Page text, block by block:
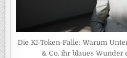
Die KI-Token-Falle: Warum
& Co. ihr blaues Wunder